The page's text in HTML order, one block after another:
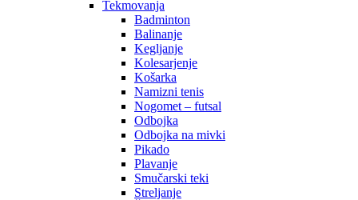
Tekmovanja
Badminton
Balinanje
Kegljanje
Kolesarjenje
Košarka
Namizni tenis
Nogomet – futsal
Odbojka
Odbojka na mivki
Pikado
Plavanje
Smučarski teki
Streljanje